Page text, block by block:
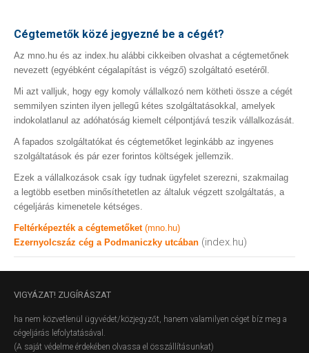
Cégtemetők közé jegyezné be a cégét?
Az mno.hu és az index.hu alábbi cikkeiben olvashat a cégtemetőnek
nevezett (egyébként cégalapítást is végző) szolgáltató esetéről.
Mi azt valljuk, hogy egy komoly vállalkozó nem kötheti össze a cégét
semmilyen szinten ilyen jellegű kétes szolgáltatásokkal, amelyek
indokolatlanul az adóhatóság kiemelt célpontjává teszik vállalkozását.
A fapados szolgáltatókat és cégtemetőket leginkább az ingyenes
szolgáltatások és pár ezer forintos költségek jellemzik.
Ezek a vállalkozások csak így tudnak ügyfelet szerezni, szakmailag
a legtöbb esetben minősíthetetlen az általuk végzett szolgáltatás, a
cégeljárás kimenetele kétséges.
Feltérképezték a cégtemetőket (mno.hu)
Ezernyolcszáz cég a Podmaniczky utcában (index.hu)
VIGYÁZAT! ZUGÍRÁSZAT
ha nem közvetlenül ügyvédet/közjegyzőt, hanem valamilyen céget bíz meg a
cégeljárás lefolytatásával.
(A saját védelme érdekében olvassa el összállításunkat)